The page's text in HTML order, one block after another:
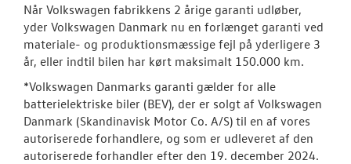
ID.4
ID. Cross
ID.5
Når Volkswagen fabrikkens 2 årige garanti udløber,
yder Volkswagen Danmark nu en forlænget garanti ved
materiale- og produktionsmæssige fejl på yderligere 3
år, eller indtil bilen har kørt maksimalt 150.000 km.
*Volkswagen Danmarks garanti gælder for alle
batterielektriske biler (BEV), der er solgt af Volkswagen
Danmark (Skandinavisk Motor Co. A/S) til en af vores
autoriserede forhandlere, og som er udleveret af den
autoriserede forhandler efter den 19. december 2024.